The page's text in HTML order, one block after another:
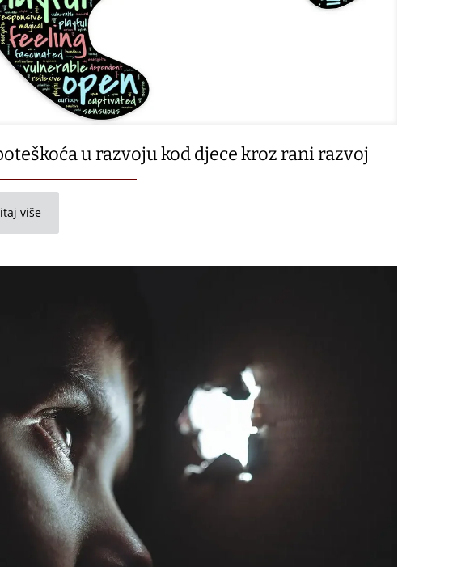
u razvoju kod djece kroz rani razvoj
više